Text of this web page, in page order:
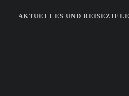
AKTUELLES UND REISEZIELE